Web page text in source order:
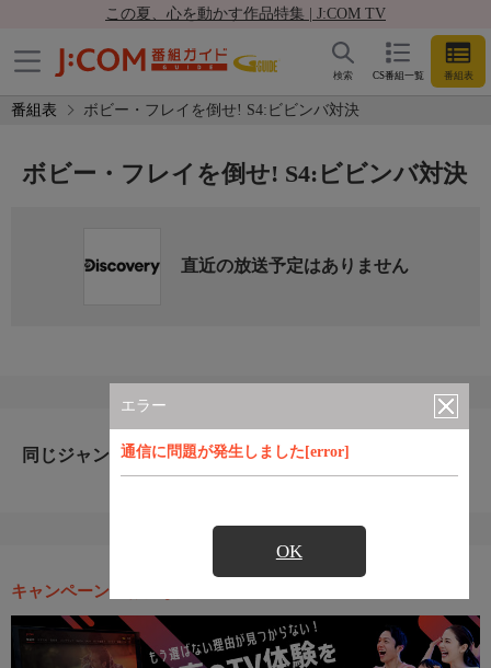
この夏、心を動かす作品特集 | J:COM TV
CS番組一覧 番組表
検索
番組表 ボビー・フレイを倒せ! S4:ビビンバ対決
エラー
通信に問題が発生しました[error]
OK
ボビー・フレイを倒せ! S4:ビビンバ対決
直近の放送予定はありません
同じジャンルのおすすめ番組
キャンペーン・お得な情報